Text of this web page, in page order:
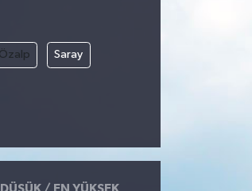
Özalp Saray
DÜŞÜK / EN YÜKSEK